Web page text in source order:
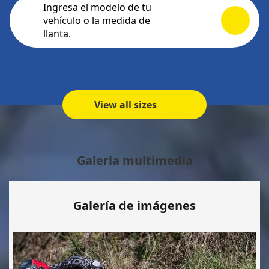
Ingresa el modelo de tu
vehículo o la medida de
llanta.
View all sizes
Galería multimedia
Galería de imágenes